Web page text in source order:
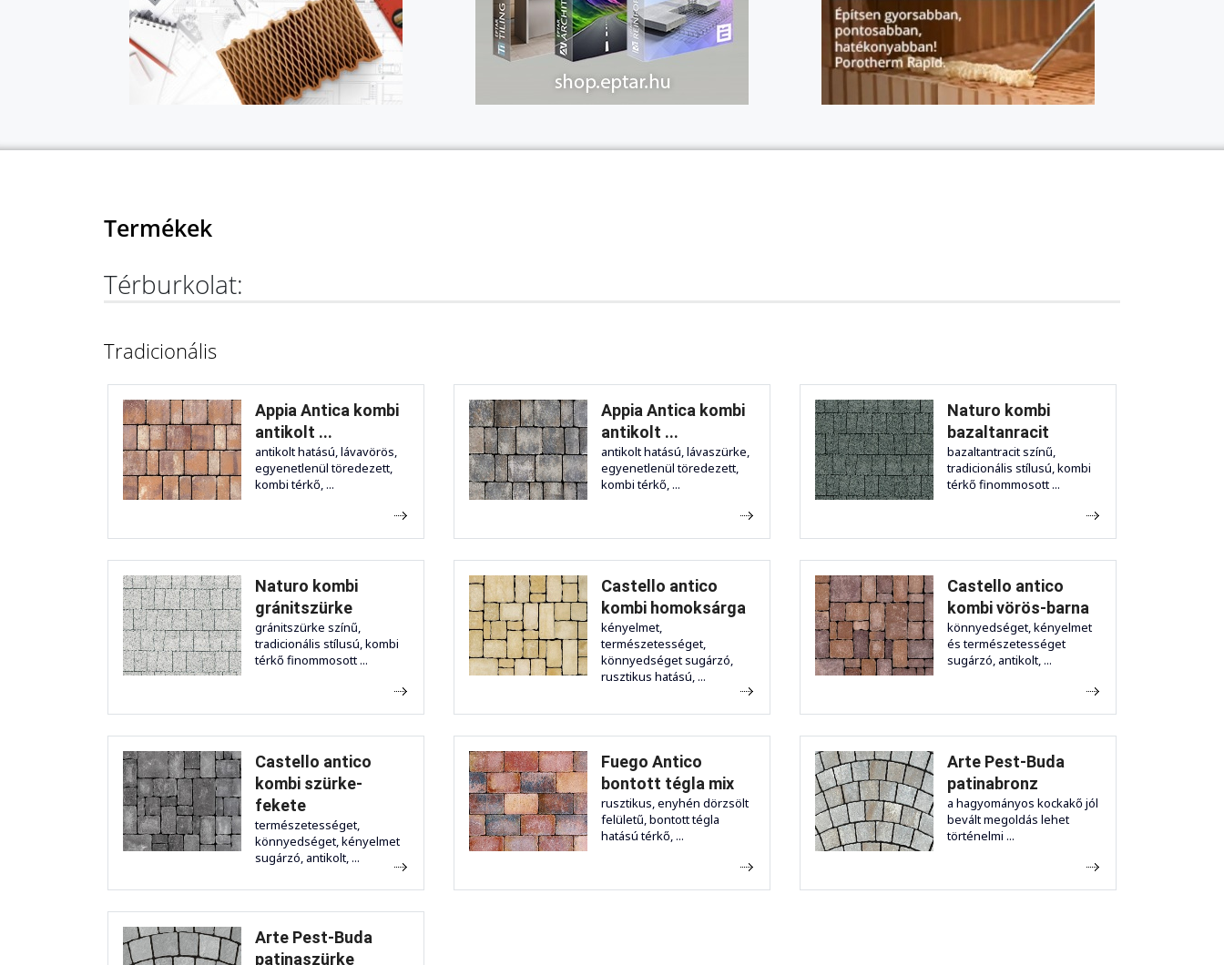
Termékek
Térburkolat:
Tradicionális
Appia Antica kombi
antikolt ...
antikolt hatású, lávavörös,
egyenetlenül töredezett,
kombi térkő, ...
Appia Antica kombi
antikolt ...
antikolt hatású, lávaszürke,
egyenetlenül töredezett,
kombi térkő, ...
Naturo kombi
bazaltanracit
bazaltantracit színű,
tradicionális stílusú, kombi
térkő finommosott ...
Naturo kombi
gránitszürke
gránitszürke színű,
tradicionális stílusú, kombi
térkő finommosott ...
Castello antico
kombi homoksárga
kényelmet,
természetességet,
könnyedséget sugárzó,
rusztikus hatású, ...
Castello antico
kombi vörös-barna
könnyedséget, kényelmet
és természetességet
sugárzó, antikolt, ...
Castello antico
kombi szürke-
fekete
természetességet,
könnyedséget, kényelmet
sugárzó, antikolt, ...
Fuego Antico
bontott tégla mix
rusztikus, enyhén dörzsölt
felületű, bontott tégla
hatású térkő, ...
Arte Pest-Buda
patinabronz
a hagyományos kockakő jól
bevált megoldás lehet
történelmi ...
Arte Pest-Buda
patinaszürke